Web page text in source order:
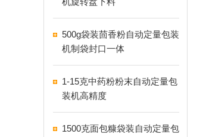
500g袋装茴香粉自动定量包装
机制袋封口一体
1-15克中药粉粉末自动定量包
装机高精度
1500克面包糠袋装自动定量包